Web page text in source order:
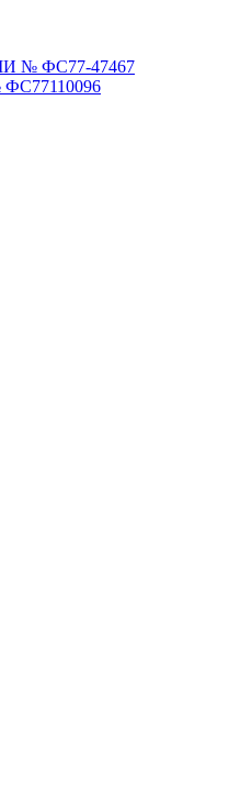
№ ФС77-47467